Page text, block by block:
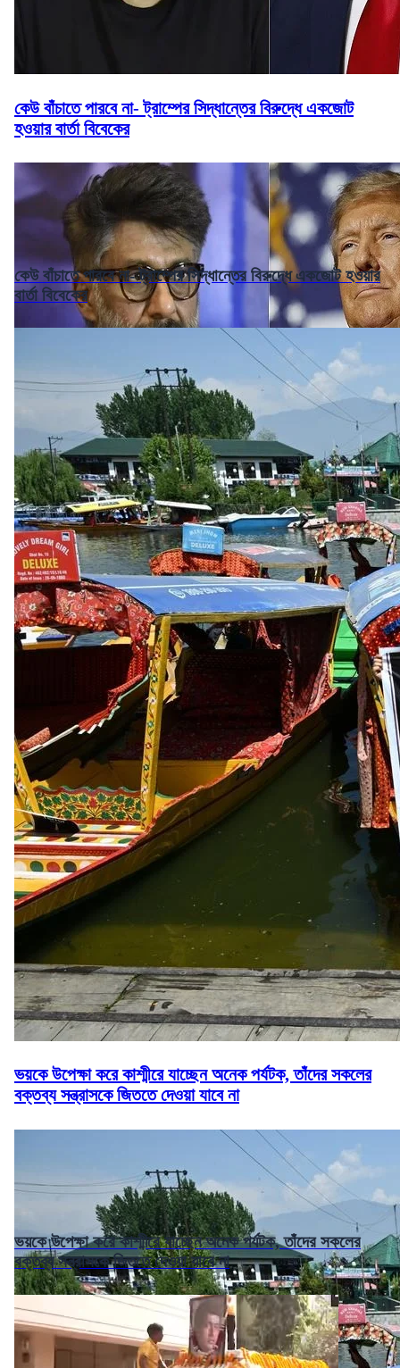
কেউ বাঁচাতে পারবে না- ট্রাম্পের সিদ্ধান্তের বিরুদ্ধে একজোট
হওয়ার বার্তা বিবেকের
কেউ বাঁচাতে পারবে না- ট্রাম্পের সিদ্ধান্তের বিরুদ্ধে একজোট হওয়ার
বার্তা বিবেকের
ভয়কে উপেক্ষা করে কাশ্মীরে যাচ্ছেন অনেক পর্যটক, তাঁদের সকলের
বক্তব্য সন্ত্রাসকে জিততে দেওয়া যাবে না
ভয়কে উপেক্ষা করে কাশ্মীরে যাচ্ছেন অনেক পর্যটক, তাঁদের সকলের
বক্তব্য সন্ত্রাসকে জিততে দেওয়া যাবে না